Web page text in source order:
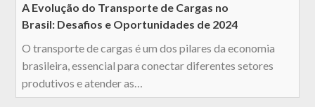
A Evolução do Transporte de Cargas no
Brasil: Desafios e Oportunidades de 2024
O transporte de cargas é um dos pilares da economia
brasileira, essencial para conectar diferentes setores
produtivos e atender as…